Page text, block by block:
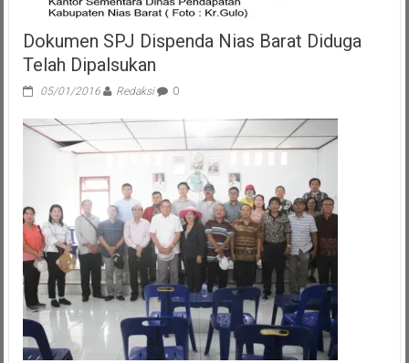
Dokumen SPJ Dispenda Nias Barat Diduga
Telah Dipalsukan
05/01/2016 Redaksi 0